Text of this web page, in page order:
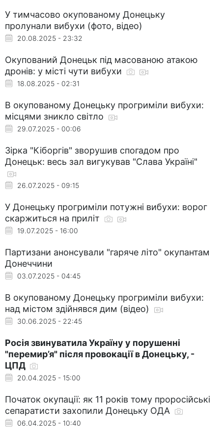
У тимчасово окупованому Донецьку
пролунали вибухи (фото, відео)
20.08.2025 - 23:32
Окупований Донецьк під масованою атакою
дронів: у місті чути вибухи
18.08.2025 - 02:31
В окупованому Донецьку прогриміли вибухи:
місцями зникло світло
29.07.2025 - 00:06
Зірка "Кіборгів" зворушив спогадом про
Донецьк: весь зал вигукував "Слава Україні"
26.07.2025 - 09:15
У Донецьку прогриміли потужні вибухи: ворог
скаржиться на приліт
19.07.2025 - 16:00
Партизани анонсували "гаряче літо" окупантам
Донеччини
03.07.2025 - 04:45
В окупованому Донецьку прогриміли вибухи:
над містом здійнявся дим (відео)
30.06.2025 - 22:45
Росія звинуватила Україну у порушенні
"перемир’я" після провокації в Донецьку, -
ЦПД
20.04.2025 - 15:00
Початок окупації: як 11 років тому проросійські
сепаратисти захопили Донецьку ОДА
06.04.2025 - 10:40